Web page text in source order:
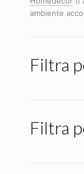
ambiente
Filtra
Filtra